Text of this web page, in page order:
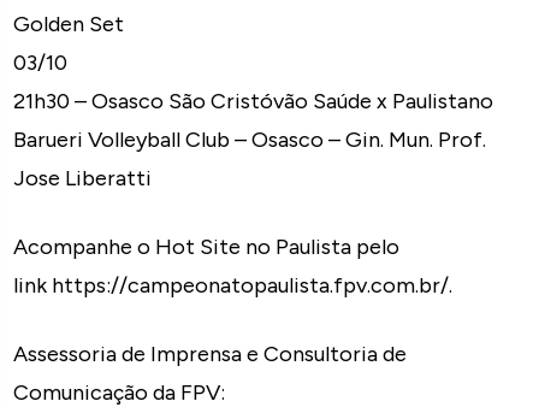
Golden Set
03/10
21h30 – Osasco São Cristóvão Saúde x Paulistano
Barueri Volleyball Club – Osasco – Gin. Mun. Prof.
Jose Liberatti
Acompanhe o Hot Site no Paulista pelo
link https://campeonatopaulista.fpv.com.br/.
Assessoria de Imprensa e Consultoria de
Comunicação da FPV: